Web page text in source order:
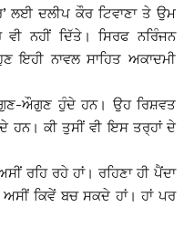
ਲਈ ਦਲੀਪ ਕੌਰ ਟਿਵਾਣਾ ਤੇ ਉਮ
ਨਹੀਂ ਦਿੱਤੇ। ਸਿਰਫ ਨਰਿੰਜਨ
ਇਹੀ ਨਾਵਲ ਸਾਹਿਤ ਅਕਾਦਮੀ
ਗੁਣ-ਔਗੁਣ ਹੁੰਦੇ ਹਨ। ਉਹ ਰਿਸ਼ਵਤ
ਹਨ। ਕੀ ਤੁਸੀਂ ਵੀ ਇਸ ਤਰ੍ਹਾਂ ਦੇ
ਰਹਿ ਰਹੇ ਹਾਂ। ਰਹਿਣਾ ਹੀ ਪੈਂਦਾ
ਕਿਵੇਂ ਬਚ ਸਕਦੇ ਹਾਂ। ਹਾਂ ਪਰ